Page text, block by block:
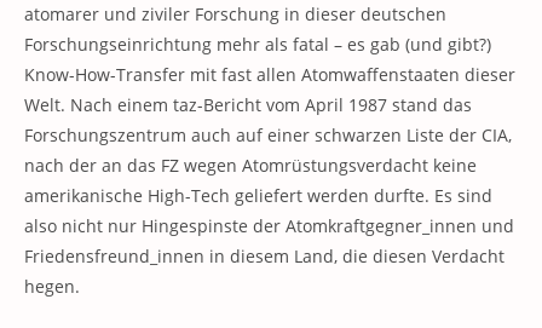
atomarer und ziviler Forschung in dieser deutschen
Forschungseinrichtung mehr als fatal – es gab (und gibt?)
Know-How-Transfer mit fast allen Atomwaffenstaaten dieser
Welt. Nach einem taz-Bericht vom April 1987 stand das
Forschungszentrum auch auf einer schwarzen Liste der CIA,
nach der an das FZ wegen Atomrüstungsverdacht keine
amerikanische High-Tech geliefert werden durfte. Es sind
also nicht nur Hingespinste der Atomkraftgegner_innen und
Friedensfreund_innen in diesem Land, die diesen Verdacht
hegen.